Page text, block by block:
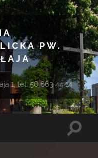
PW.
1, tel. 58 663 44 14
Toggle